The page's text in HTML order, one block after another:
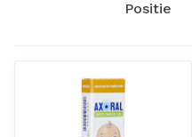
Sorteer op: